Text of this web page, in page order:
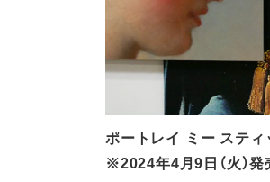
ポートレイ ミー スティ
※2024年4月9日（火）発